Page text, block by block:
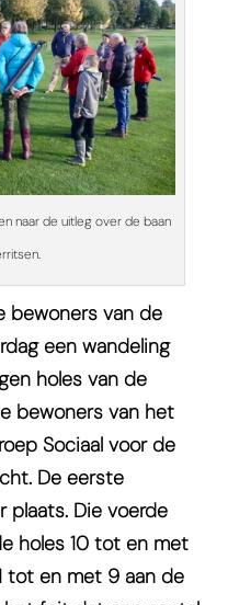
naar de uitleg over de baan
bewoners van de
een wandeling
holes van de
bewoners van het
Sociaal voor de
De eerste
plaats. Die voerde
holes 10 tot en met
tot en met 9 aan de